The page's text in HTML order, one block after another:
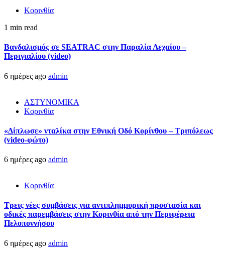
Κορινθία
1 min read
Βανδαλισμός σε SEATRAC στην Παραλία Λεχαίου –
Περιγιαλίου (video)
6 ημέρες ago admin
ΑΣΤΥΝΟΜΙΚΑ
Κορινθία
«Δίπλωσε» νταλίκα στην Εθνική Oδό Κορίνθου – Τριπόλεως
(video-φώτο)
6 ημέρες ago admin
Κορινθία
Τρεις νέες συμβάσεις για αντιπλημμυρική προστασία και
οδικές παρεμβάσεις στην Κορινθία από την Περιφέρεια
Πελοποννήσου
6 ημέρες ago admin